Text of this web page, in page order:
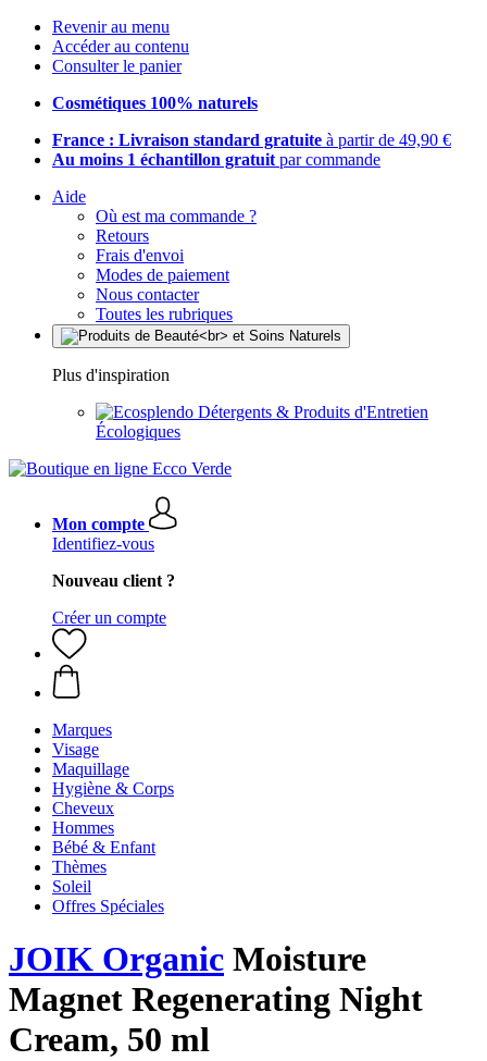
Revenir au menu
Accéder au contenu
Consulter le panier
Cosmétiques 100% naturels
France : Livraison standard gratuite à partir de 49,90 €
Au moins 1 échantillon gratuit par commande
Aide
Où est ma commande ?
Retours
Frais d'envoi
Modes de paiement
Nous contacter
Toutes les rubriques
Plus d'inspiration
Détergents & Produits d'Entretien
Écologiques
Mon compte
Identifiez-vous
Nouveau client ?
Créer un compte
Marques
Visage
Maquillage
Hygiène & Corps
Cheveux
Hommes
Bébé & Enfant
Thèmes
Soleil
Offres Spéciales
JOIK Organic Moisture
Magnet Regenerating Night
Cream, 50 ml